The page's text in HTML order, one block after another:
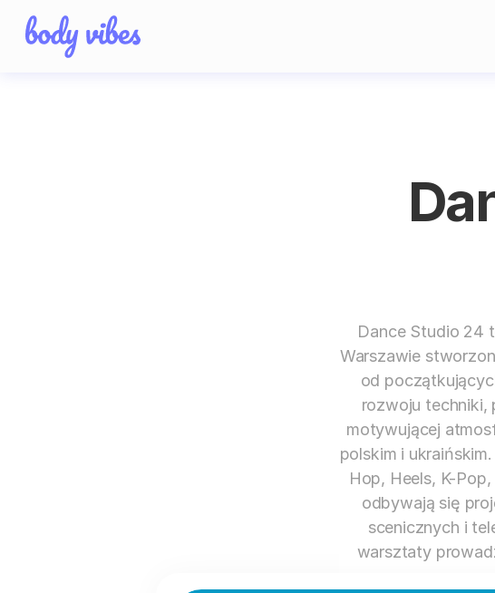
Dance Studio 24
Warszawie
od
rozwoju techniki,
motywującej
polskim i
Hop, Heels, K-
odbywają się
scenicznych i
warsztaty